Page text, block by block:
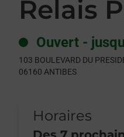
Relais
Ouvert -
103 BOULEVARD DU
06160 ANTIBES
Horaires